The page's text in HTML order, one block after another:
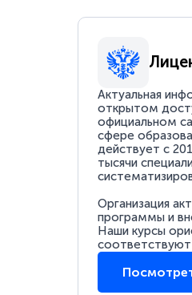
Актуальная
открытом
официальном
сфере
действует с
тысячи
Организация
программы и
Наши курсы